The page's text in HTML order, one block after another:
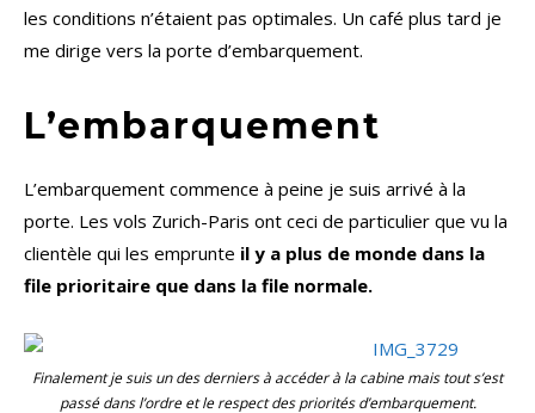
les conditions n’étaient pas optimales. Un café plus tard je
me dirige vers la porte d’embarquement.
L’embarquement
L’embarquement commence à peine je suis arrivé à la
porte. Les vols Zurich-Paris ont ceci de particulier que vu la
clientèle qui les emprunte il y a plus de monde dans la
file prioritaire que dans la file normale.
Finalement je suis un des derniers à accéder à la cabine mais tout s’est
passé dans l’ordre et le respect des priorités d’embarquement.